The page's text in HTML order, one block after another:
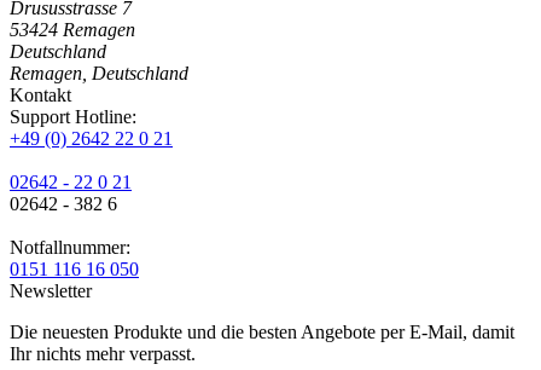
Drususstrasse 7
53424 Remagen
Deutschland
Remagen, Deutschland
Kontakt
Support Hotline:
+49 (0) 2642 22 0 21
02642 - 22 0 21
02642 - 382 6
Notfallnummer:
0151 116 16 050
Newsletter
Die neuesten Produkte und die besten Angebote per E-Mail, damit
Ihr nichts mehr verpasst.